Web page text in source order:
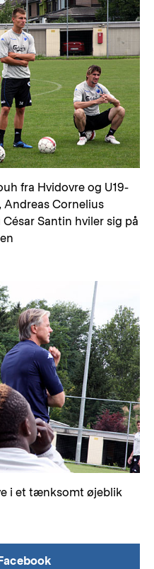
fra Hvidovre og U19-
Andreas Cornelius
Santin hviler sig på
i et tænksomt øjeblik